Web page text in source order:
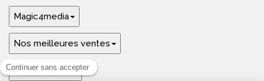
Magic4media
Nos meilleures ventes
Guides & aide